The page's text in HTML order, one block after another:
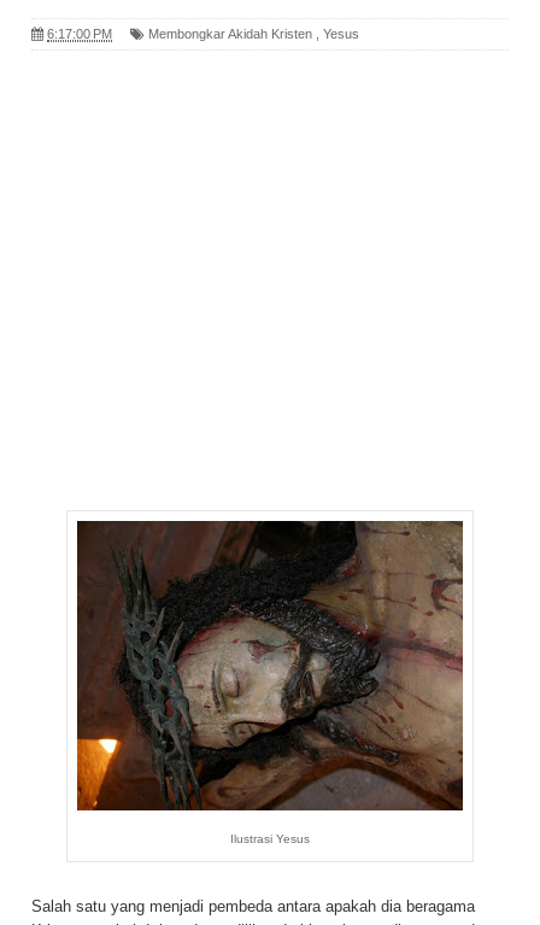
6:17:00 PM Membongkar Akidah Kristen Yesus
Ilustrasi Yesus
Salah satu yang menjadi pembeda antara apakah dia beragama